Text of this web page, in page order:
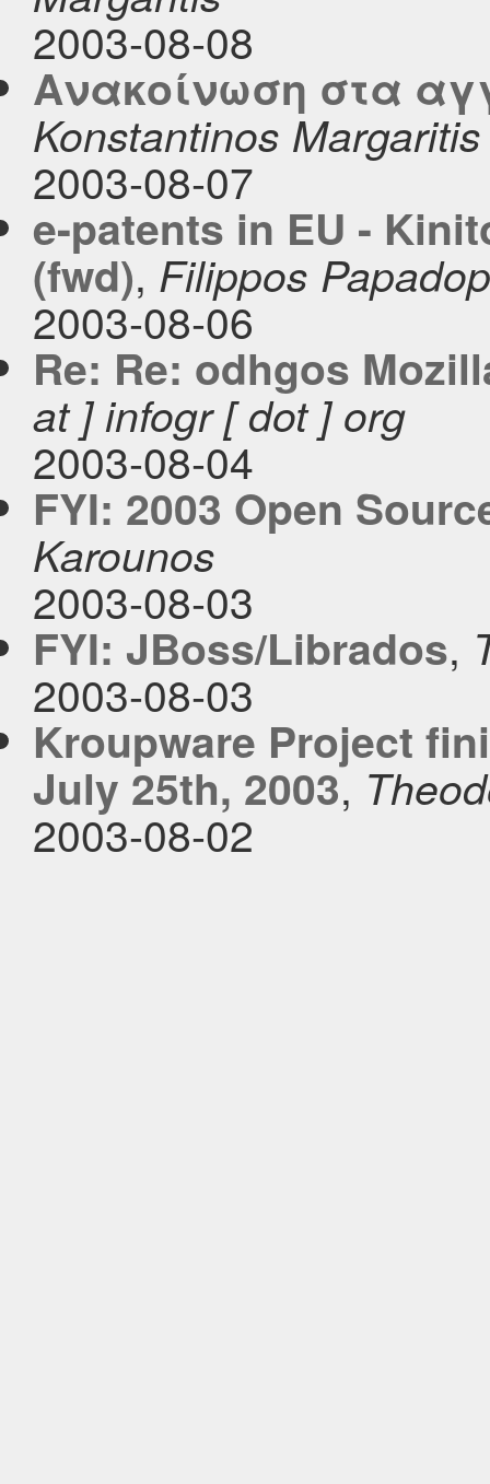
2003-08-08
Aνακοίνωση στα
Konstantinos Margaritis
2003-08-07
e-patents in EU -
(fwd), Filippos
2003-08-06
Re: Re: odhgos
at ] infogr [ dot ] org
2003-08-04
FYI: 2003 Open
Karounos
2003-08-03
FYI: JBoss/Librados,
2003-08-03
Kroupware Project
July 25th, 2003,
2003-08-02